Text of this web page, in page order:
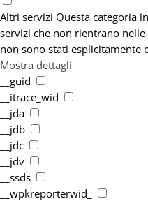
Altri servizi Questa categoria
servizi che non rientrano
non sono stati esplicitamente
Mostra dettagli
__guid
__itrace_wid
__jda
__jdb
__jdc
__jdv
__ssds
__wpkreporterwid_